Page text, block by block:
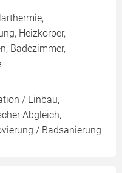
Heizkörper,
Badezimmer,
/ Einbau,
Abgleich,
/ Badsanierung